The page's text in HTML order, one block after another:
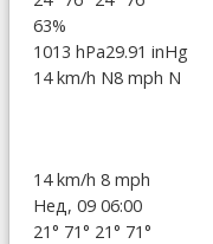
63%
1013 hPa29.91 inHg
14 km/h N8 mph N
14 km/h 8 mph
Нед, 09 06:00
21° 71° 21° 71°